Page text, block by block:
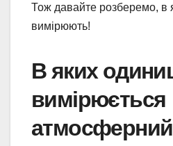
Тож давайте розберемо, в
вимірюють!
В яких
вимірюється